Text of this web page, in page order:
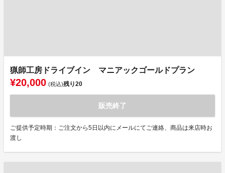
猟師工房ドライブイン マニアックゴールドプラン
¥20,000 (税込)残り20
販売終了
ご提供予定時期：ご注文から5日以内にメールにてご連絡、商品は来店時お
渡し